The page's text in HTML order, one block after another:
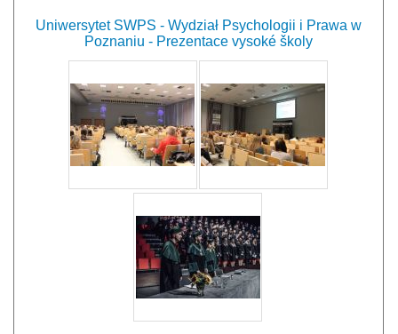
Uniwersytet SWPS - Wydział Psychologii i Prawa w
Poznaniu - Prezentace vysoké školy